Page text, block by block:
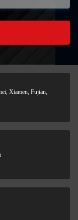
Xiamen, Fujian,